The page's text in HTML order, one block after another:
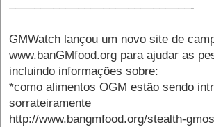
–––––––––––––––––––––––––––––-
GMWatch lançou um novo site de
www.banGMfood.org para ajudar as
incluindo informações sobre:
*como alimentos OGM estão sendo
sorrateiramente
http://www.bangmfood.org/stealth-gmos